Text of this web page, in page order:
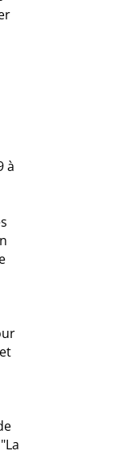
à